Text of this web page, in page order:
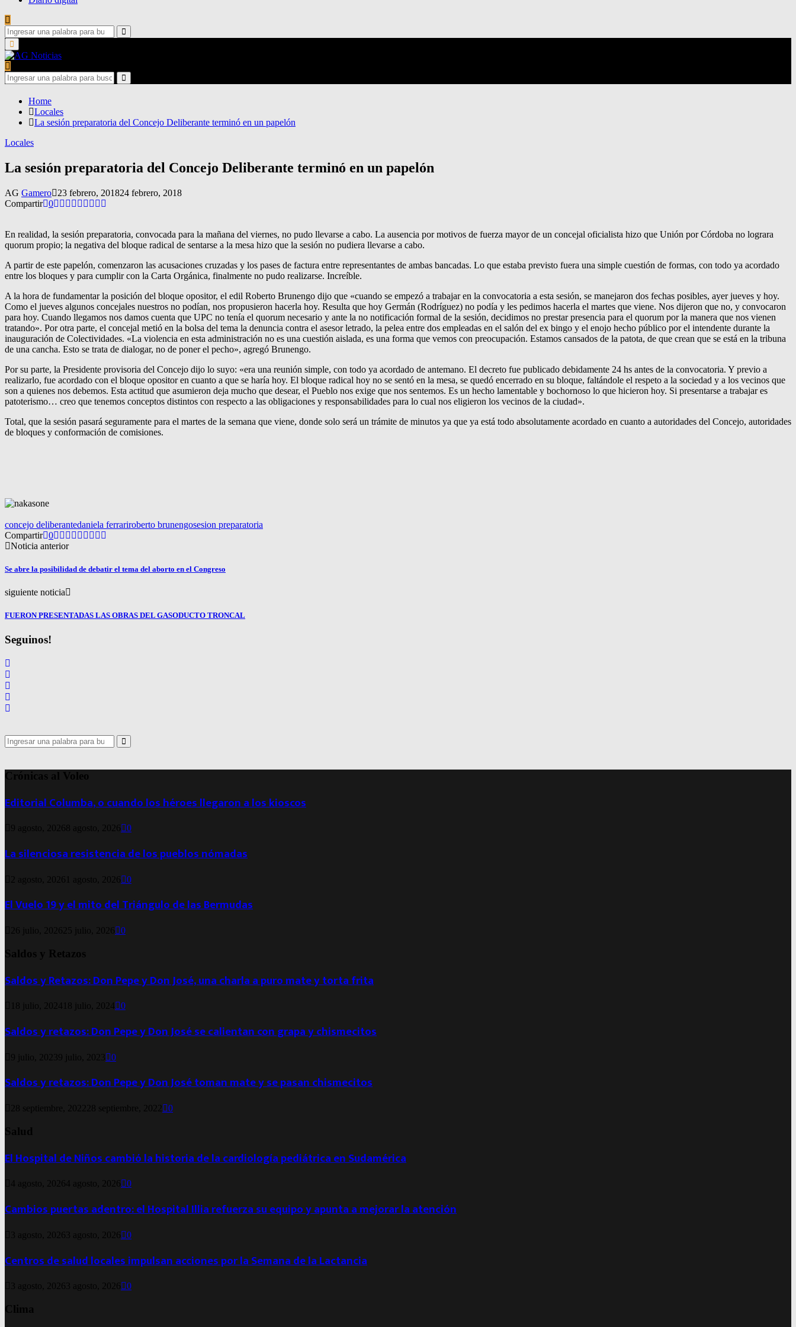
Search
for:
Search
Primary
Menu
Search
for:
Search
Home
Locales
La sesión preparatoria del Concejo Deliberante terminó en un papelón
Locales
La sesión preparatoria del Concejo Deliberante terminó en un papelón
AG Gamero 23 febrero, 201824 febrero, 2018
Compartir 0
En realidad, la sesión preparatoria, convocada para la mañana del viernes, no pudo llevarse a cabo. La ausencia por motivos de fuerza mayor de un concejal oficialista hizo que Unión por Córdoba no lograra
quorum propio; la negativa del bloque radical de sentarse a la mesa hizo que la sesión no pudiera llevarse a cabo.
A partir de este papelón, comenzaron las acusaciones cruzadas y los pases de factura entre representantes de ambas bancadas. Lo que estaba previsto fuera una simple cuestión de formas, con todo ya acordado
entre los bloques y para cumplir con la Carta Orgánica, finalmente no pudo realizarse. Increíble.
A la hora de fundamentar la posición del bloque opositor, el edil Roberto Brunengo dijo que «cuando se empezó a trabajar en la convocatoria a esta sesión, se manejaron dos fechas posibles, ayer jueves y hoy.
Como el jueves algunos concejales nuestros no podían, nos propusieron hacerla hoy. Resulta que hoy Germán (Rodríguez) no podía y les pedimos hacerla el martes que viene. Nos dijeron que no, y convocaron
para hoy. Cuando llegamos nos damos cuenta que UPC no tenía el quorum necesario y ante la no notificación formal de la sesión, decidimos no prestar presencia para el quorum por la manera que nos vienen
tratando». Por otra parte, el concejal metió en la bolsa del tema la denuncia contra el asesor letrado, la pelea entre dos empleadas en el salón del ex bingo y el enojo hecho público por el intendente durante la
inauguración de Colectividades. «La violencia en esta administración no es una cuestión aislada, es una forma que vemos con preocupación. Estamos cansados de la patota, de que crean que se está en la tribuna
de una cancha. Esto se trata de dialogar, no de poner el pecho», agregó Brunengo.
Por su parte, la Presidente provisoria del Concejo dijo lo suyo: «era una reunión simple, con todo ya acordado de antemano. El decreto fue publicado debidamente 24 hs antes de la convocatoria. Y previo a
realizarlo, fue acordado con el bloque opositor en cuanto a que se haría hoy. El bloque radical hoy no se sentó en la mesa, se quedó encerrado en su bloque, faltándole el respeto a la sociedad y a los vecinos que
son a quienes nos debemos. Esta actitud que asumieron deja mucho que desear, el Pueblo nos exige que nos sentemos. Es un hecho lamentable y bochornoso lo que hicieron hoy. Si presentarse a trabajar es
patoterismo… creo que tenemos conceptos distintos con respecto a las obligaciones y responsabilidades para lo cual nos eligieron los vecinos de la ciudad».
Total, que la sesión pasará seguramente para el martes de la semana que viene, donde solo será un trámite de minutos ya que ya está todo absolutamente acordado en cuanto a autoridades del Concejo, autoridades
de bloques y conformación de comisiones.
concejo deliberantedaniela ferrariroberto brunengosesion preparatoria
Compartir 0
Noticia anterior
Se abre la posibilidad de debatir el tema del aborto en el Congreso
siguiente noticia
FUERON PRESENTADAS LAS OBRAS DEL GASODUCTO TRONCAL
Seguinos!
Search
for:
Search
Crónicas al Voleo
Editorial Columba, o cuando los héroes llegaron a los kioscos
9 agosto, 20268 agosto, 2026 0
La silenciosa resistencia de los pueblos nómadas
2 agosto, 2026 1 agosto, 2026 0
El Vuelo 19 y el mito del Triángulo de las Bermudas
26 julio, 2026 25 julio, 2026 0
Saldos y Retazos
Saldos y Retazos: Don Pepe y Don José, una charla a puro mate y torta frita
18 julio, 2024 18 julio, 2024 0
Saldos y retazos: Don Pepe y Don José se calientan con grapa y chismecitos
9 julio, 20239 julio, 2023 0
Saldos y retazos: Don Pepe y Don José toman mate y se pasan chismecitos
28 septiembre, 2022 28 septiembre, 2022 0
Salud
El Hospital de Niños cambió la historia de la cardiología pediátrica en Sudamérica
4 agosto, 20264 agosto, 2026 0
Cambios puertas adentro: el Hospital Illia refuerza su equipo y apunta a mejorar la atención
3 agosto, 2026 3 agosto, 2026 0
Centros de salud locales impulsan acciones por la Semana de la Lactancia
3 agosto, 2026 3 agosto, 2026 0
Clima